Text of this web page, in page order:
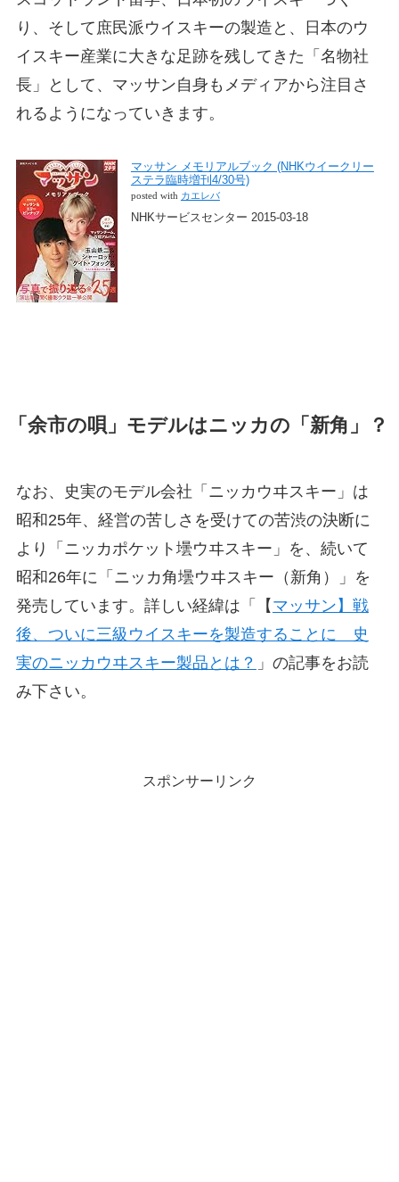
り、そして庶民派ウイスキーの製造と、日本のウ
イスキー産業に大きな足跡を残してきた「名物社
長」として、マッサン自身もメディアから注目さ
れるようになっていきます。
マッサン メモリアルブック (NHKウイークリー
ステラ臨時増刊4/30号)
posted with カエレバ
NHKサービスセンター 2015-03-18
「余市の唄」モデルはニッカの「新角」？
なお、史実のモデル会社「ニッカウヰスキー」は
昭和25年、経営の苦しさを受けての苦渋の決断に
より「ニッカポケット壜ウヰスキー」を、続いて
昭和26年に「ニッカ角壜ウヰスキー（新角）」を
発売しています。詳しい経緯は「【 マッサン】戦
後、ついに三級ウイスキーを製造することに 史
実のニッカウヰスキー製品とは？ 」の記事をお読
み下さい。
スポンサーリンク